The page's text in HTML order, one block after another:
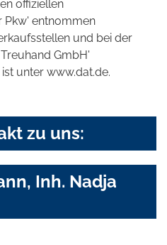
offiziellen
entnommen
und bei der
GmbH'
unter www.dat.de.
zu uns:
Inh. Nadja